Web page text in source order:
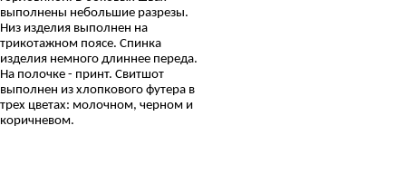
выполнены небольшие разрезы.
Низ изделия выполнен на
трикотажном поясе. Спинка
изделия немного длиннее переда.
На полочке - принт. Свитшот
выполнен из хлопкового футера в
трех цветах: молочном, черном и
коричневом.